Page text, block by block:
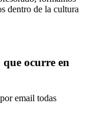
dentro de la cultura
ocurre en
email todas